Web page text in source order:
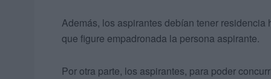
Además, los aspirantes debían tener
que figure empadronada la persona aspirante.
Por otra parte, los aspirantes, para poder